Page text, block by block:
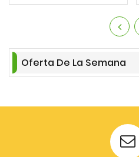
Oferta De La Semana